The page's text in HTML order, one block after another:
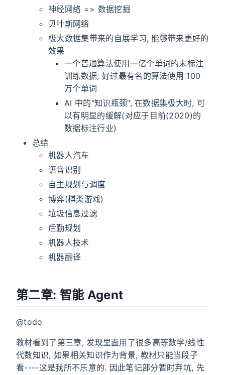
神经网络 => 数据挖掘
贝叶斯网络
极大数据集带来的自展学习, 能够带来更好的
效果
一个普通算法使用一亿个单词的未标注
训练数据, 好过最有名的算法使用 100
万个单词
AI 中的"知识瓶颈", 在数据集极大时, 可
以有明显的缓解(对应于目前(2020)的
数据标注行业)
总结
机器人汽车
语音识别
自主规划与调度
博弈(棋类游戏)
垃圾信息过滤
后勤规划
机器人技术
机器翻译
第二章: 智能 Agent
@todo
教材看到了第三章, 发现里面用了很多高等数学/线性
代数知识, 如果相关知识作为背景, 教材只能当段子
看----这是我所不乐意的. 因此笔记部分暂时弃坑, 先